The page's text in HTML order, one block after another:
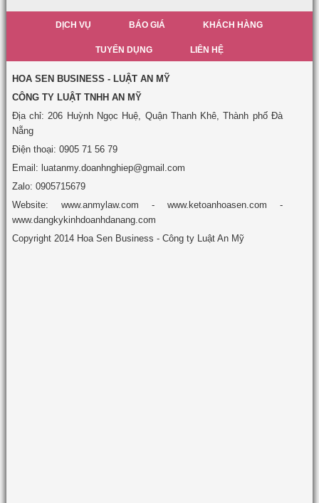
DỊCH VỤ BÁO GIÁ KHÁCH HÀNG
TUYỂN DỤNG LIÊN HỆ
HOA SEN BUSINESS - LUẬT AN MỸ
CÔNG TY LUẬT TNHH AN MỸ
Địa chỉ: 206 Huỳnh Ngọc Huệ, Quận Thanh Khê, Thành phố Đà
Nẵng
Điện thoại: 0905 71 56 79
Email: luatanmy.doanhnghiep@gmail.com
Zalo: 0905715679
Website: www.anmylaw.com - www.ketoanhoasen.com -
www.dangkykinhdoanhdanang.com
Copyright 2014 Hoa Sen Business - Công ty Luật An Mỹ